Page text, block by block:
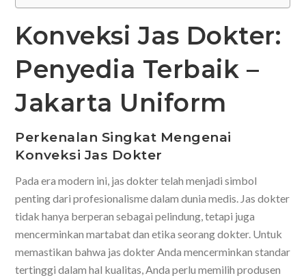
Konveksi Jas Dokter:
Penyedia Terbaik –
Jakarta Uniform
Perkenalan Singkat Mengenai
Konveksi Jas Dokter
Pada era modern ini, jas dokter telah menjadi simbol
penting dari profesionalisme dalam dunia medis. Jas dokter
tidak hanya berperan sebagai pelindung, tetapi juga
mencerminkan martabat dan etika seorang dokter. Untuk
memastikan bahwa jas dokter Anda mencerminkan standar
tertinggi dalam hal kualitas, Anda perlu memilih produsen